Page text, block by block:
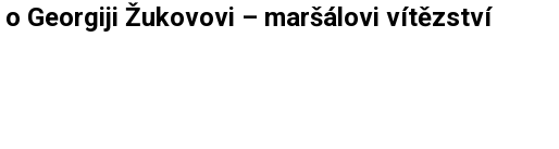
Georgiji Žukovovi – maršálovi vítězství